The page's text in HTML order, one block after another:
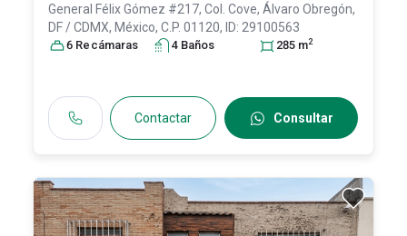
General Félix Gómez #217, Col. Cove, Álvaro Obregón,
DF / CDMX, México, C.P. 01120, ID: 29100563
6 Recámaras 4 Baños 285 m2
Contactar Consultar